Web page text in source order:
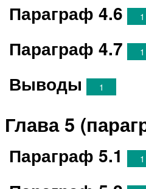
Параграф 4.6 1
Параграф 4.7 1
Выводы 1
Глава 5
Параграф 5.1 1